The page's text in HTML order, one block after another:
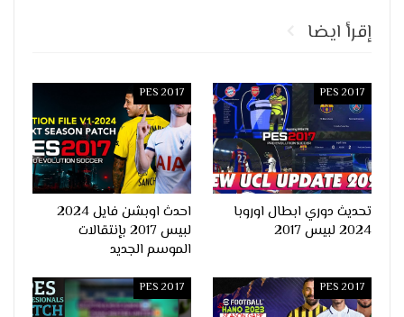
إقرأ ايضا
PES 2017
تحديث دوري ابطال اوروبا
2024 لبيس 2017
PES 2017
احدث اوبشن فايل 2024
لبيس 2017 بإنتقالات
الموسم الجديد
PES 2017
PES 2017